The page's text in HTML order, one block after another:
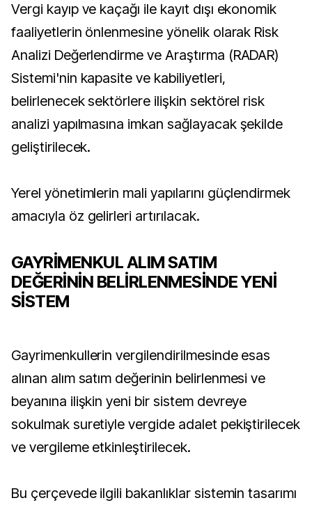
Vergi kayıp ve kaçağı ile kayıt dışı ekonomik
faaliyetlerin önlenmesine yönelik olarak Risk
Analizi Değerlendirme ve Araştırma (RADAR)
Sistemi'nin kapasite ve kabiliyetleri,
belirlenecek sektörlere ilişkin sektörel risk
analizi yapılmasına imkan sağlayacak şekilde
geliştirilecek.
Yerel yönetimlerin mali yapılarını güçlendirmek
amacıyla öz gelirleri artırılacak.
GAYRİMENKUL ALIM SATIM
DEĞERİNİN BELİRLENMESİNDE YENİ
SİSTEM
Gayrimenkullerin vergilendirilmesinde esas
alınan alım satım değerinin belirlenmesi ve
beyanına ilişkin yeni bir sistem devreye
sokulmak suretiyle vergide adalet pekiştirilecek
ve vergileme etkinleştirilecek.
Bu çerçevede ilgili bakanlıklar sistemin tasarımı